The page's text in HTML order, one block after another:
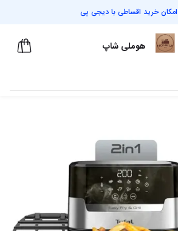
امکان خرید اقساطی با دیجی پی
هوملی شاپ